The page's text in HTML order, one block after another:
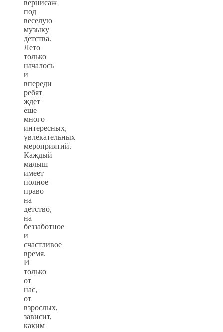
вернисаж
под
веселую
музыку
детства.
Лето
только
началось
и
впереди
ребят
ждет
еще
много
интересных,
увлекательных
мероприятий.
Каждый
малыш
имеет
полное
право
на
детство,
на
беззаботное
и
счастливое
время.
И
только
от
нас,
от
взрослых,
зависит,
каким